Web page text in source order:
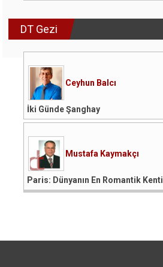
DT Gezi
Ceyhun Balcı
İki Günde Şanghay
Mustafa Kaymakçı
Paris: Dünyanın En Romantik Kenti